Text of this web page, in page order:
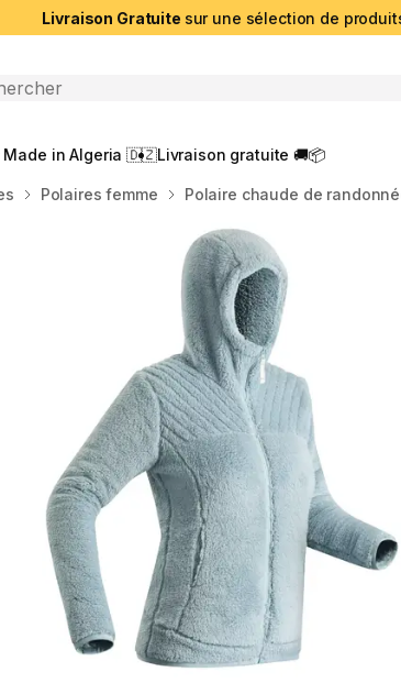
Livraison Gratuite sur une sélection de
ouverte
Made in Algeria 🇩🇿Livraison gratuite 🚚📦
Polaires femme Polaire chaude de